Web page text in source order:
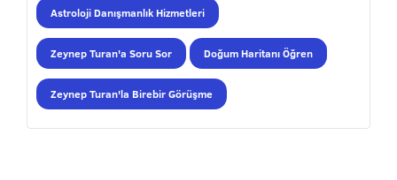
Astroloji Danışmanlık Hizmetleri
Zeynep Turan'a Soru Sor Doğum Haritanı Öğren
Zeynep Turan'la Birebir Görüşme